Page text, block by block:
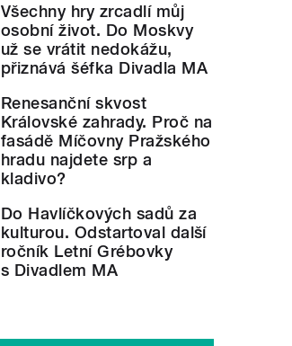
Všechny hry zrcadlí můj
osobní život. Do Moskvy
už se vrátit nedokážu,
přiznává šéfka Divadla MA
Renesanční skvost
Královské zahrady. Proč na
fasádě Míčovny Pražského
hradu najdete srp a
kladivo?
Do Havlíčkových sadů za
kulturou. Odstartoval další
ročník Letní Grébovky
s Divadlem MA